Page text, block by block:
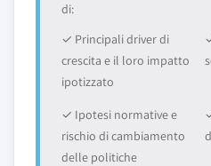
di:
✓ Principali driver di
crescita e il loro impatto
ipotizzato
✓ Ipotesi normative e
rischio di cambiamento
delle politiche